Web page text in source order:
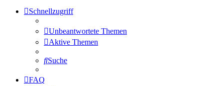
Schnellzugriff
Unbeantwortete Themen
Aktive Themen
Suche
FAQ